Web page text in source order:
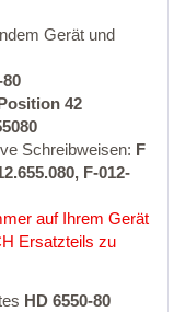
Gerät und
80
42
Schreibweisen: F
F-012-
auf Ihrem Gerät
Ersatzteils zu
HD 6550-80